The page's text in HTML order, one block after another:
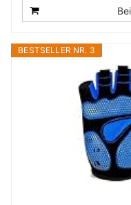
BESTSELLER NR. 3